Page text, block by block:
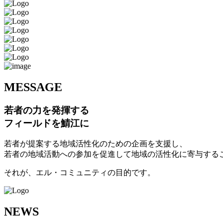
MESSAGE
若者の力を発揮する
フィールドを鯖江に
若者が提案する地域活性化のための企画を支援し、
若者の地域活動への参加を促進して地域の活性化に寄与する
それが、エル・コミュニティの目的です。
NEWS